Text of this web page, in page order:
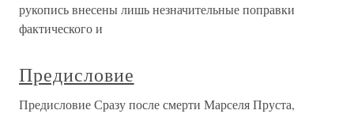
рукопись внесены лишь незначительные поправки
фактического и
Предисловие
Предисловие Сразу после смерти Марселя Пруста,